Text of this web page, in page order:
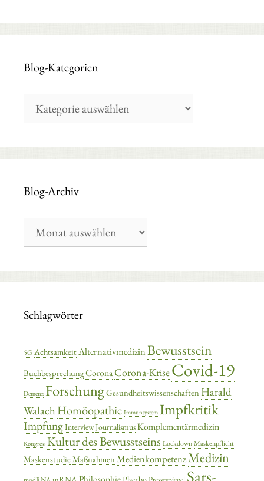
Blog-Kategorien
Kategorien
Blog-Archiv
Archiv
Schlagwörter
5G AchtsamkeitAlternativmedizinBewusstsein
BuchbesprechungCoronaCorona-KriseCovid-19
Demenz ForschungGesundheitswissenschaften Harald
Walach Homöopathie Immunsystem Impfkritik
ImpfungInterviewJournalismusKomplementärmedizin
Kongress Kultur des Bewusstseins LockdownMaskenpflicht
MaskenstudieMaßnahmen MedienkompetenzMedizin
Sars-